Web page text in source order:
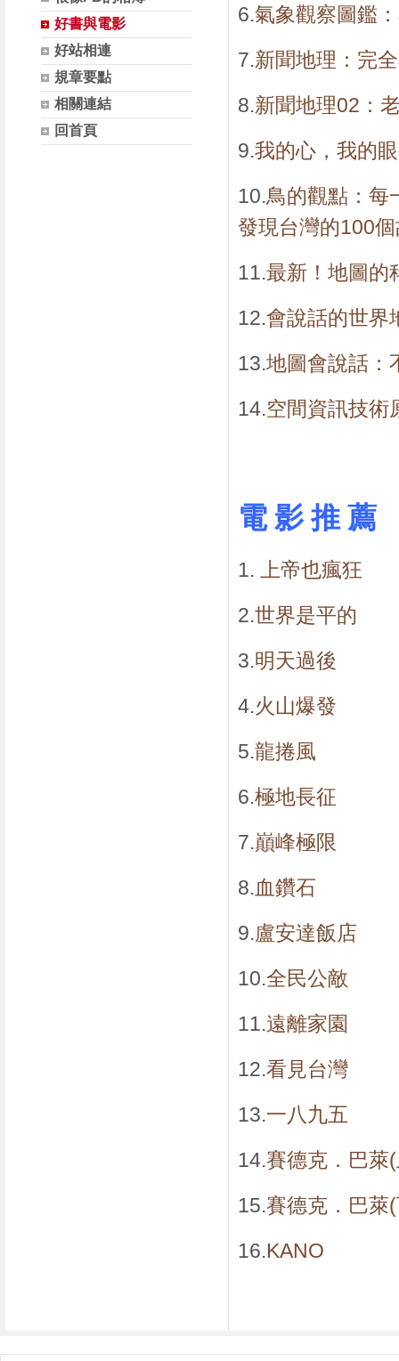
好書與電影
好站相連
規章要點
相關連結
回首頁
6.氣象觀察圖鑑
7.新聞地理：完
8.新聞地理02：
9.我的心，我的
10.鳥的觀點：每
發現台灣的100
11.最新！地圖的
12.會說話的世界
13.地圖會說話：
14.空間資訊技術
電 影 推 薦
1.
上帝也瘋狂
2.世界是平的
3.明天過後
4.火山爆發
5.龍捲風
6.極地長征
7.巔峰極限
8.血鑽石
9.盧安達飯店
10.全民公敵
11.遠離家園
12.看見台灣
13.一八九五
14.賽德克．巴萊
15.賽德克．巴萊
16.KANO